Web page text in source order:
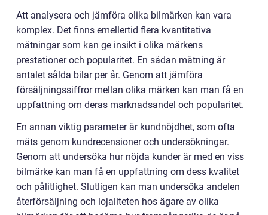
Att analysera och jämföra olika bilmärken kan vara
komplex. Det finns emellertid flera kvantitativa
mätningar som kan ge insikt i olika märkens
prestationer och popularitet. En sådan mätning är
antalet sålda bilar per år. Genom att jämföra
försäljningssiffror mellan olika märken kan man få en
uppfattning om deras marknadsandel och popularitet.
En annan viktig parameter är kundnöjdhet, som ofta
mäts genom kundrecensioner och undersökningar.
Genom att undersöka hur nöjda kunder är med en viss
bilmärke kan man få en uppfattning om dess kvalitet
och pålitlighet. Slutligen kan man undersöka andelen
återförsäljning och lojaliteten hos ägare av olika